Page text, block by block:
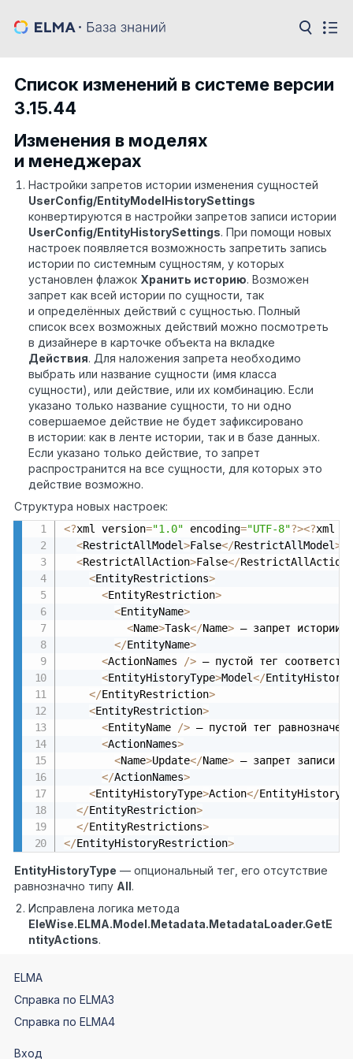
Список изменений в системе версии
3.15.44
Изменения в моделях
и менеджерах
Настройки запретов истории изменения сущностей
UserConfig/EntityModelHistorySettings
конвертируются в настройки запретов записи истории
UserConfig/EntityHistorySettings. При помощи новых
настроек появляется возможность запретить запись
истории по системным сущностям, у которых
установлен флажок Хранить историю. Возможен
запрет как всей истории по сущности, так
и определённых действий с сущностью. Полный
список всех возможных действий можно посмотреть
в дизайнере в карточке объекта на вкладке
Действия. Для наложения запрета необходимо
выбрать или название сущности (имя класса
сущности), или действие, или их комбинацию. Если
указано только название сущности, то ни одно
совершаемое действие не будет зафиксировано
в истории: как в ленте истории, так и в базе данных.
Если указано только действие, то запрет
распространится на все сущности, для которых это
действие возможно.
Структура новых настроек:
<?xml version="1.0" encoding="UTF-8"?><?xml
<RestrictAllModel>False</RestrictAllModel>
<RestrictAllAction>False</RestrictAllAction
<EntityRestrictions>
<EntityRestriction>
<EntityName>
<Name>Task</Name> — запрет истории
</EntityName>
<ActionNames /> — пустой тег
<EntityHistoryType>Model</
</EntityRestriction>
<EntityRestriction>
<EntityName /> — пустой тег равнозначен
<ActionNames>
<Name>Update</Name> — запрет записи
</ActionNames>
<EntityHistoryType>Action</
</EntityRestriction>
</EntityRestrictions>
</EntityHistoryRestriction>
EntityHistoryType — опциональный тег, его отсутствие
равнозначно типу All.
Исправлена логика метода
EleWise.ELMA.Model.Metadata.MetadataLoader.GetE
ntityActions.
ELMA
Справка по ELMA3
Справка по ELMA4
Вход